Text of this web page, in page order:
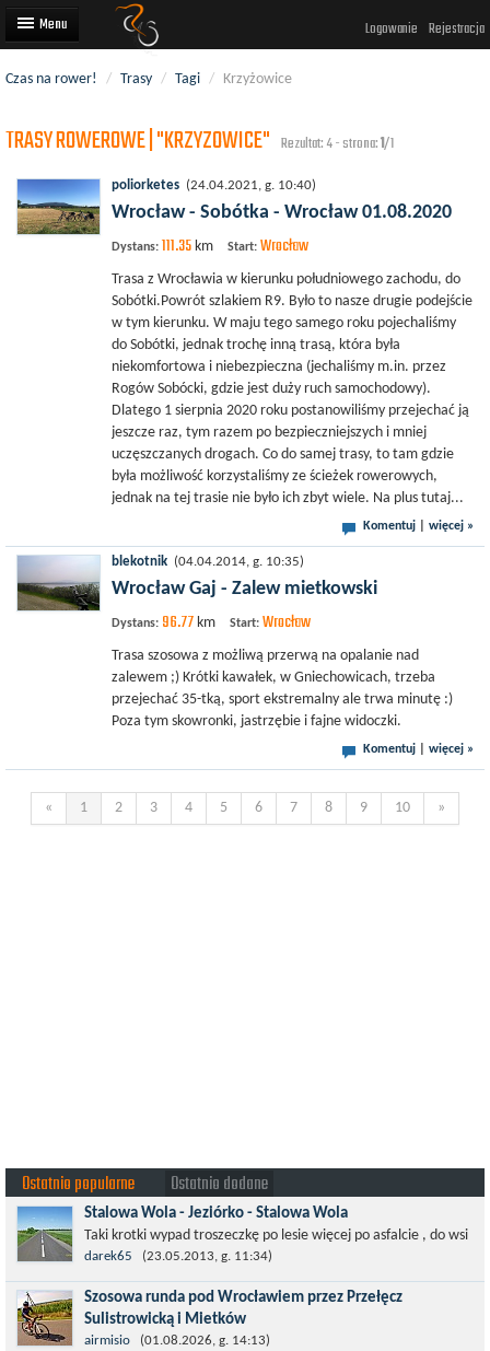
Logowanie Rejestracja
Trasy rowerowe
Wyścigi rowerowe
Użytkownicy
Czas na rower! / Trasy / Tagi / Krzyżowice
TRASY ROWEROWE | "KRZYZOWICE" Rezultat: 4 - strona:1/1
poliorketes (24.04.2021, g. 10:40)
Wrocław - Sobótka - Wrocław 01.08.2020
Dystans: 111.35 km Start: Wrocław
Trasa z Wrocławia w kierunku południowego zachodu, do
Sobótki.Powrót szlakiem R9. Było to nasze drugie podejście
w tym kierunku. W maju tego samego roku pojechaliśmy
do Sobótki, jednak trochę inną trasą, która była
niekomfortowa i niebezpieczna (jechaliśmy m.in. przez
Rogów Sobócki, gdzie jest duży ruch samochodowy).
Dlatego 1 sierpnia 2020 roku postanowiliśmy przejechać ją
jeszcze raz, tym razem po bezpieczniejszych i mniej
uczęszczanych drogach. Co do samej trasy, to tam gdzie
była możliwość korzystaliśmy ze ścieżek rowerowych,
jednak na tej trasie nie było ich zbyt wiele. Na plus tutaj...
Komentuj więcej »
blekotnik (04.04.2014, g. 10:35)
Wrocław Gaj - Zalew mietkowski
Dystans: 96.77 km Start: Wrocław
Trasa szosowa z możliwą przerwą na opalanie nad
zalewem ;) Krótki kawałek, w Gniechowicach, trzeba
przejechać 35-tką, sport ekstremalny ale trwa minutę :)
Poza tym skowronki, jastrzębie i fajne widoczki.
Komentuj więcej »
« 1 2 3 4 5 6 7 8 9 10 »
Ostatnio popularne Ostatnio dodane
Stalowa Wola - Jeziórko - Stalowa Wola
Taki krotki wypad troszeczkę po lesie więcej po asfalcie , do wsi
której już nie ma , kopalni siarki również nie ma , a ci co
pamiętają okres...
darek65 (23.05.2013, g. 11:34)
Szosowa runda pod Wrocławiem przez Przełęcz
Sulistrowicką i Mietków
Łatwa, szosowa runda pod Wrocławiem, raczej płaska z jednym
airmisio (01.08.2026, g. 14:13)